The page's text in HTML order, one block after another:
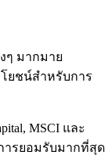
ๆ มากมาย
ยชน์สำหรับการ
MSCI และ
ารยอมรับมากที่สุด